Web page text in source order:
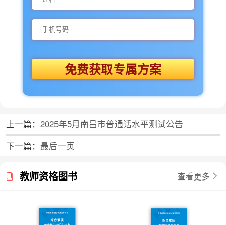
免费获取专属方案
上一篇： 2025年5月南昌市普通话水平测试公告
下一篇： 最后一页
教师资格图书 查看更多